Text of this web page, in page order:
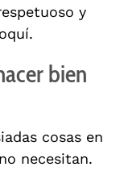
y
bien
cosas en
necesitan.